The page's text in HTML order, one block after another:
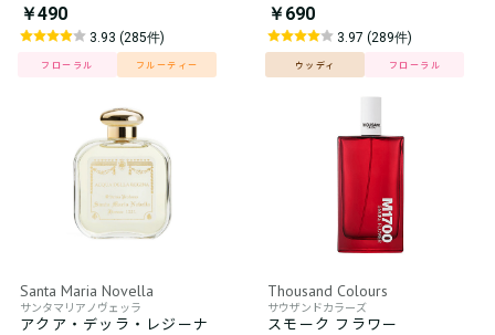
￥490
3.93 (285件)
フローラル フルーティー
￥690
3.97 (289件)
ウッディ フローラル
Santa Maria Novella
サンタマリアノヴェッラ
アクア・デッラ・レジーナ
Thousand Colours
サウザンドカラーズ
スモーク フラワー